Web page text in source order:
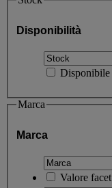
Disponibilità
Disponibile
Marca
Marca
Valore facet